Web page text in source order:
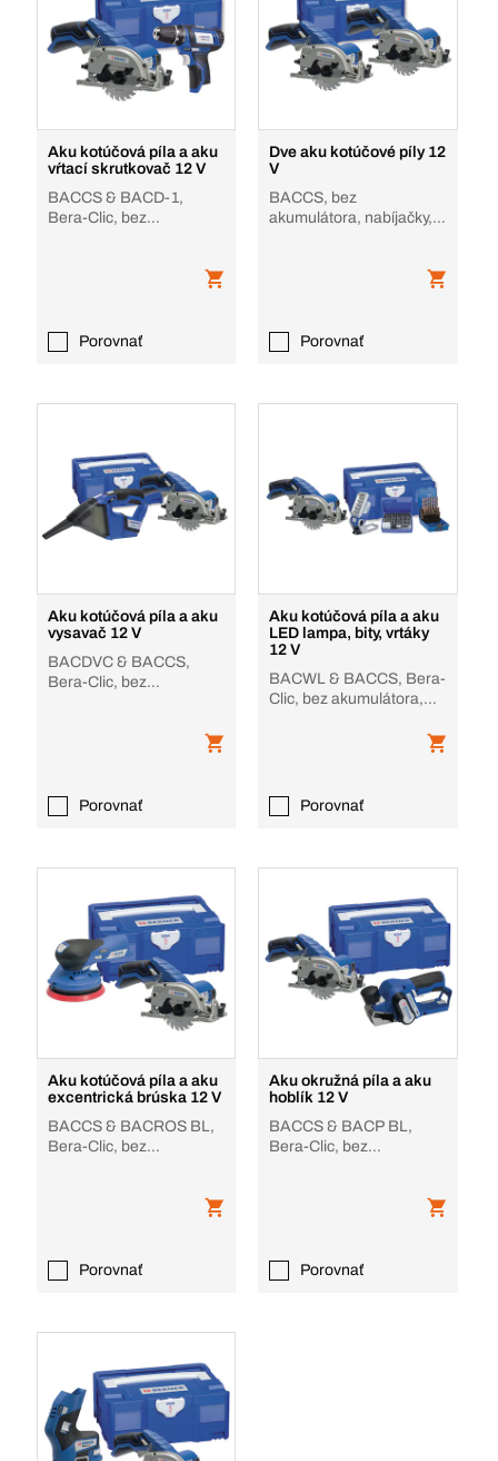
Aku kotúčová píla a aku
vŕtací skrutkovač 12 V
BACCS & BACD-1,
Bera-Clic, bez
Porovnať
Dve aku kotúčové píly 12
V
BACCS, bez
akumulátora, nabíjačky,
Porovnať
Aku kotúčová píla a aku
vysavač 12 V
BACDVC & BACCS,
Bera-Clic, bez
Porovnať
Aku kotúčová píla a aku
LED lampa, bity, vrtáky
12 V
BACWL & BACCS, Bera-
Clic, bez akumulátora,
Porovnať
Aku kotúčová píla a aku
excentrická brúska 12 V
BACCS & BACROS BL,
Bera-Clic, bez
Porovnať
Aku okružná píla a aku
hoblík 12 V
BACCS & BACP BL,
Bera-Clic, bez
Porovnať